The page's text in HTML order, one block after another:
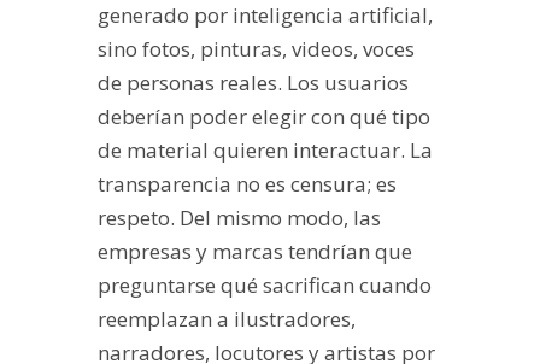
generado por inteligencia artificial,
sino fotos, pinturas, videos, voces
de personas reales. Los usuarios
deberían poder elegir con qué tipo
de material quieren interactuar. La
transparencia no es censura; es
respeto. Del mismo modo, las
empresas y marcas tendrían que
preguntarse qué sacrifican cuando
reemplazan a ilustradores,
narradores, locutores y artistas por